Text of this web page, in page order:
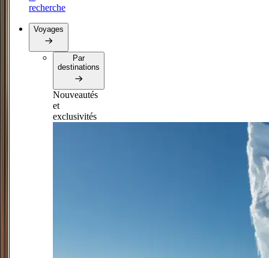
recherche
Voyages
Par
destinations
Nouveautés
et
exclusivités